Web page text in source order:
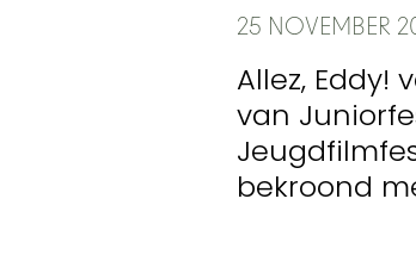
25 NOVEMBER
Allez, Eddy!
van
bekroond